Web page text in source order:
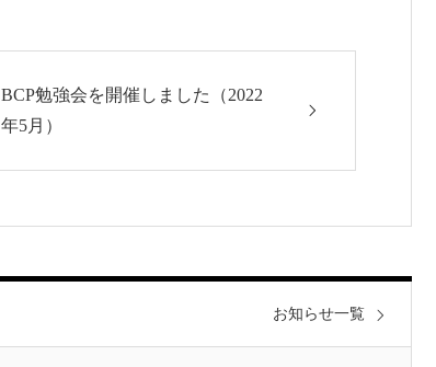
BCP勉強会を開催しました（2022
年5月）
お知らせ一覧